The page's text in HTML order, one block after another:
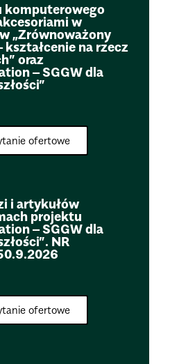
komputerowego
w
„Zrównoważony
kształcenie na rzecz
oraz
– SGGW dla
ofertowe
i artykułów
projektu
– SGGW dla
NR
ofertowe